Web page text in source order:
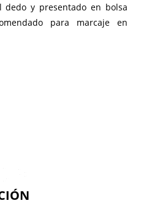
dedo y presentado en bolsa
para marcaje en